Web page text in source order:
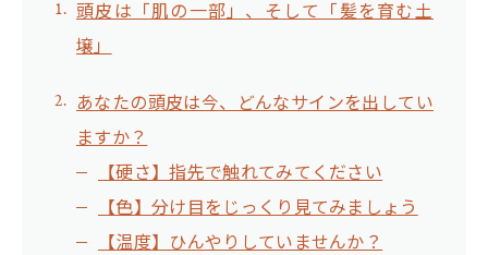
頭皮は「肌の一部」、そして「髪を育む土
壌」
あなたの頭皮は今、どんなサインを出してい
ますか？
【硬さ】指先で触れてみてください
【色】分け目をじっくり見てみましょう
【温度】ひんやりしていませんか？